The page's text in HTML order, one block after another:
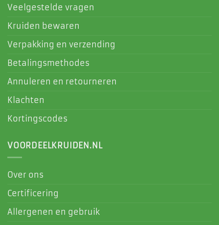
Veelgestelde vragen
Kruiden bewaren
Verpakking en verzending
Betalingsmethodes
Annuleren en retourneren
Klachten
Kortingscodes
VOORDEELKRUIDEN.NL
Over ons
Certificering
Allergenen en gebruik